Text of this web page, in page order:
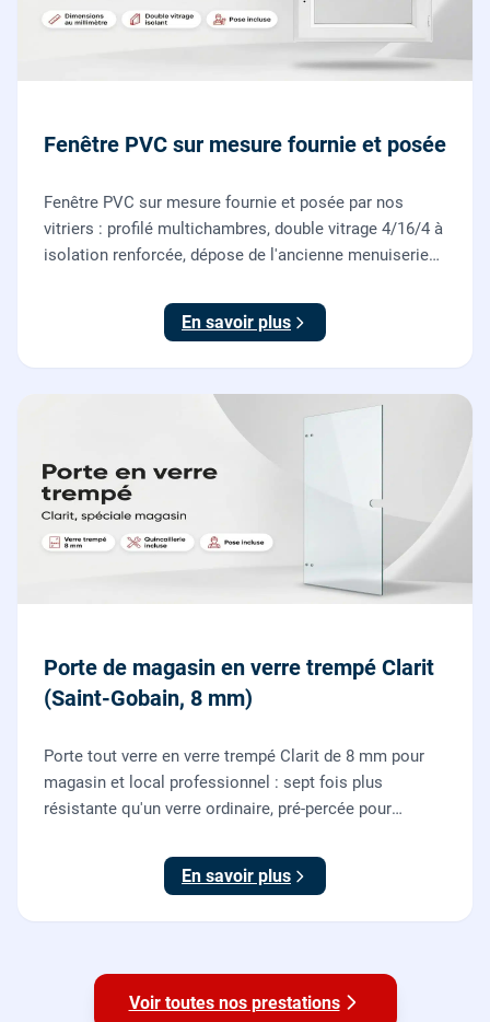
Fenêtre PVC sur mesure fournie et posée
Fenêtre PVC sur mesure fournie et posée par nos
vitriers : profilé multichambres, double vitrage 4/16/4 à
isolation renforcée, dépose de l'ancienne menuiserie
En savoir plus
Porte de magasin en verre trempé Clarit
(Saint-Gobain, 8 mm)
Porte tout verre en verre trempé Clarit de 8 mm pour
magasin et local professionnel : sept fois plus
résistante qu'un verre ordinaire, pré-percée pour
avec sa quincaillerie (pivots, serrure, poignée).
En savoir plus
Voir toutes nos prestations